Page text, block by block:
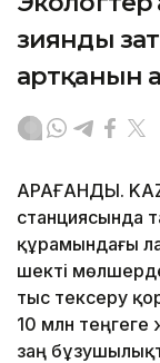
зиянды
артқанын
ҚАРАҒАНДЫ.
станциясында
құрамындағы
шекті
тыс тексеру
10 млн теңгеге
заң